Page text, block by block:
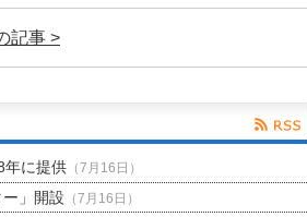
記事 >
年に提供（7月16日）
」開設 （7月16日）